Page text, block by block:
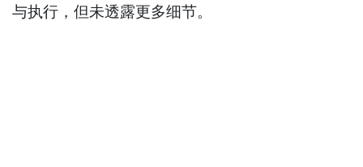
与执行，但未透露更多细节。